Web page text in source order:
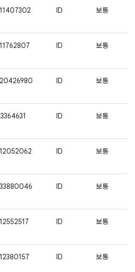
ID 보통
ID 보통
ID 보통
ID 보통
ID 보통
ID 보통
ID 보통
ID 보통